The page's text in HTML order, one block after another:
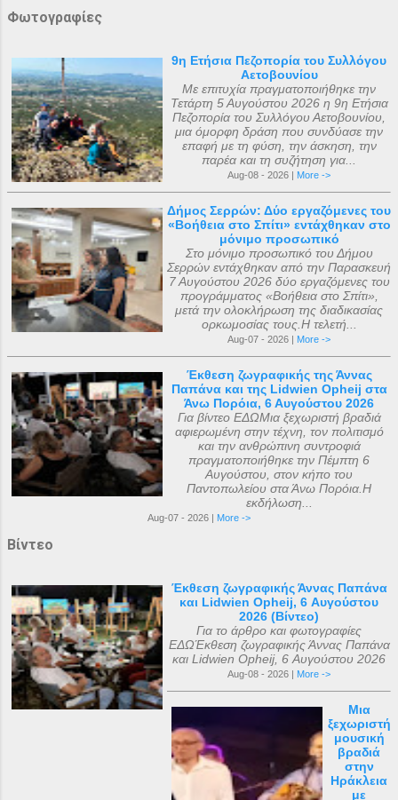
Φωτογραφίες
9η Ετήσια Πεζοπορία του Συλλόγου
Αετοβουνίου
Με επιτυχία πραγματοποιήθηκε την
Τετάρτη 5 Αυγούστου 2026 η 9η Ετήσια
Πεζοπορία του Συλλόγου Αετοβουνίου,
μια όμορφη δράση που συνδύασε την
επαφή με τη φύση, την άσκηση, την
παρέα και τη συζήτηση για...
Aug-08 - 2026 | More ->
Δήμος Σερρών: Δύο εργαζόμενες του
«Βοήθεια στο Σπίτι» εντάχθηκαν στο
μόνιμο προσωπικό
Στο μόνιμο προσωπικό του Δήμου
Σερρών εντάχθηκαν από την Παρασκευή
7 Αυγούστου 2026 δύο εργαζόμενες του
προγράμματος «Βοήθεια στο Σπίτι»,
μετά την ολοκλήρωση της διαδικασίας
ορκωμοσίας τους.Η τελετή...
Aug-07 - 2026 | More ->
Έκθεση ζωγραφικής της Άννας
Παπάνα και της Lidwien Opheij στα
Άνω Πορόια, 6 Αυγούστου 2026
Για βίντεο ΕΔΩΜια ξεχωριστή βραδιά
αφιερωμένη στην τέχνη, τον πολιτισμό
και την ανθρώπινη συντροφιά
πραγματοποιήθηκε την Πέμπτη 6
Αυγούστου, στον κήπο του
Παντοπωλείου στα Άνω Πορόια.Η
εκδήλωση...
Aug-07 - 2026 | More ->
Βίντεο
Έκθεση ζωγραφικής Άννας Παπάνα
και Lidwien Opheij, 6 Αυγούστου
2026 (Βίντεο)
Για το άρθρο και φωτογραφίες
ΕΔΩΈκθεση ζωγραφικής Άννας Παπάνα
και Lidwien Opheij, 6 Αυγούστου 2026
Aug-08 - 2026 | More ->
Μια
ξεχωριστή
μουσική
βραδιά
στην
Ηράκλεια
με